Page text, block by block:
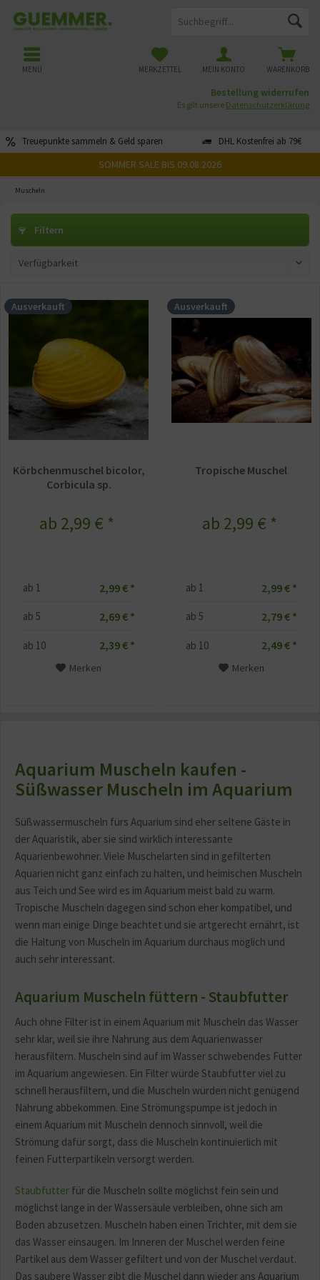
Treuepunkte sammeln & Geld sparen DHL Kostenfrei ab 79€
WARENKORB
MERKZETTEL MEIN KONTO
MENÜ
Bestellung widerrufen
Es gilt unsere Datenschutzerklärung
SOMMER SALE BIS 09.08.2026
Muscheln
Filtern
Ausverkauft
Körbchenmuschel bicolor,
Corbicula sp.
ab 2,99 € *
ab 1 2,99 € *
ab 5 2,69 € *
ab 10 2,39 € *
Merken
Ausverkauft
Tropische Muschel
ab 2,99 € *
ab 1 2,99 € *
ab 5 2,79 € *
ab 10 2,49 € *
Merken
Aquarium Muscheln kaufen -
Süßwasser Muscheln im Aquarium
Süßwassermuscheln fürs Aquarium sind eher seltene Gäste in
der Aquaristik, aber sie sind wirklich interessante
Aquarienbewohner. Viele Muschelarten sind in gefilterten
Aquarien nicht ganz einfach zu halten, und heimischen Muscheln
aus Teich und See wird es im Aquarium meist bald zu warm.
Tropische Muscheln dagegen sind schon eher kompatibel, und
wenn man einige Dinge beachtet und sie artgerecht ernährt, ist
die Haltung von Muscheln im Aquarium durchaus möglich und
auch sehr interessant.
Aquarium Muscheln füttern - Staubfutter
Auch ohne Filter ist in einem Aquarium mit Muscheln das Wasser
sehr klar, weil sie ihre Nahrung aus dem Aquarienwasser
herausfiltern. Muscheln sind auf im Wasser schwebendes Futter
im Aquarium angewiesen. Ein Filter würde Staubfutter viel zu
schnell herausfiltern, und die Muscheln würden nicht genügend
Nahrung abbekommen. Eine Strömungspumpe ist jedoch in
einem Aquarium mit Muscheln dennoch sinnvoll, weil die
Strömung dafür sorgt, dass die Muscheln kontinuierlich mit
feinen Futterpartikeln versorgt werden.
Staubfutter für die Muscheln sollte möglichst fein sein und
möglichst lange in der Wassersäule verbleiben, ohne sich am
Boden abzusetzen. Muscheln haben einen Trichter, mit dem sie
das Wasser einsaugen. Im Inneren der Muschel werden feine
Partikel aus dem Wasser gefiltert und von der Muschel verdaut.
Das saubere Wasser gibt die Muschel dann wieder ans Aquarium